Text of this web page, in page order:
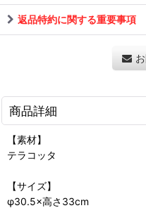
返品特約に関する重要事項
商品詳細
【素材】
テラコッタ
【サイズ】
φ30.5×高さ33cm